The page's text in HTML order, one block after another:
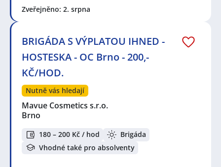
Zveřejněno: 2. srpna
BRIGÁDA S VÝPLATOU IHNED -
HOSTESKA - OC Brno - 200,-
KČ/HOD.
Nutně vás hledají
Mavue Cosmetics s.r.o.
Brno
180 – 200 Kč / hod
Brigáda
Vhodné také pro absolventy